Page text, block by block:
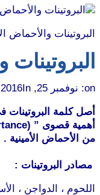
البروتينات والأحماض
البروتينات
on: نوفمبر 25, 2016 In:
أصل كلمة البروتينات
من الأحماض الأمينية .
مصادر البروتينات :
اللحوم ، الدواجن ،